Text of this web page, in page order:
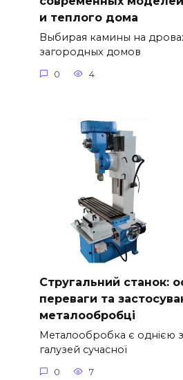
и теплого дома
Выбирая камины на
загородных домов
0 4
Стругальний станок:
переваги та
металообробці
Металообробка є однією
галузей сучасної
0 7